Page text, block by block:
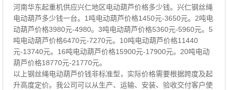
河南华东起重机供应兴仁地区电动葫芦价格多少钱。兴仁钢丝绳
电动葫芦多少钱一台。1吨电动葫芦价格1450元-3650元。2吨电
动葫芦价格3980元-4980。3吨电动葫芦价格5360元-5960元。5
吨电动葫芦价格6470元-7270元。10吨电动葫芦价格11440
元-13740元。16吨电动葫芦价格15900元-17900元。20吨电动
葫芦价格18770元-21770元。
以上钢丝绳电动葫芦价钱非标准型，实际价格需要根据跨度及起
升高度定价。我公司可以从生产、运输、安装、验收交付客户使